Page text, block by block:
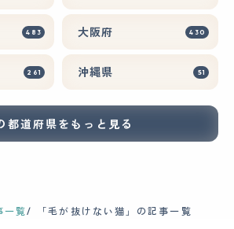
483 大阪府 430
261 沖縄県 51
都道府県をもっと見る
一覧 「毛が抜けない猫」の記事一覧